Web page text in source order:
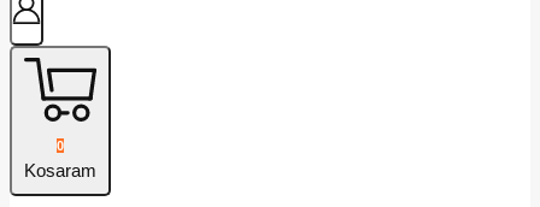
0
Kosaram